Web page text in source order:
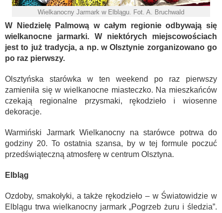
Wielkanocny Jarmark w Elblągu. Fot. A. Bruchwald
W Niedzielę Palmową w całym regionie odbywają się
wielkanocne jarmarki. W niektórych miejscowościach
jest to już tradycja, a np. w Olsztynie zorganizowano go
po raz pierwszy.
Olsztyńska starówka w ten weekend po raz pierwszy
zamieniła się w wielkanocne miasteczko. Na mieszkańców
czekają regionalne przysmaki, rękodzieło i wiosenne
dekoracje.
Warmiński Jarmark Wielkanocny na starówce potrwa do
godziny 20. To ostatnia szansa, by w tej formule poczuć
przedświąteczną atmosferę w centrum Olsztyna.
Elbląg
Ozdoby, smakołyki, a także rękodzieło – w Światowidzie w
Elblągu trwa wielkanocny jarmark „Pogrzeb żuru i śledzia”.